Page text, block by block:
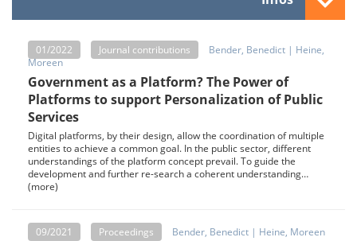
01/2022 Journal contributions Bender, Benedict | Heine,
Moreen
Government as a Platform? The Power of
Platforms to support Personalization of Public
Services
Digital platforms, by their design, allow the coordination of multiple
entities to achieve a common goal. In the public sector, different
understandings of the platform concept prevail. To guide the
development and further re-search a coherent understanding…
(more)
09/2021 Proceedings Bender, Benedict | Heine, Moreen